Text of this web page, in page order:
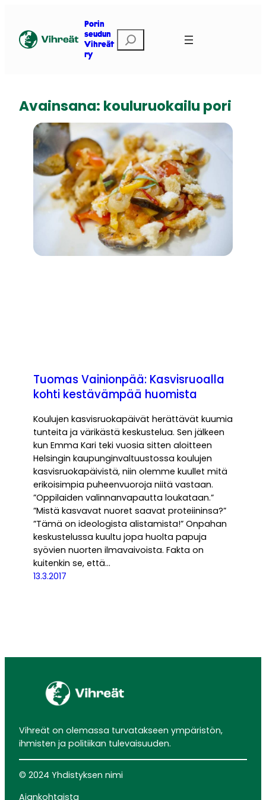
Porin
seudun
Vihreät
ry
t
Avainsana: kouluruokailu pori
Tuomas Vainionpää: Kasvisruoalla
kohti kestävämpää huomista
Koulujen kasvisruokapäivät herättävät kuumia
tunteita ja värikästä keskustelua. Sen jälkeen
kun Emma Kari teki vuosia sitten aloitteen
Helsingin kaupunginvaltuustossa koulujen
kasvisruokapäivistä, niin olemme kuullet mitä
erikoisimpia puheenvuoroja niitä vastaan.
”Oppilaiden valinnanvapautta loukataan.”
”Mistä kasvavat nuoret saavat proteiininsa?”
”Tämä on ideologista alistamista!” Onpahan
keskustelussa kuultu jopa huolta papuja
syövien nuorten ilmavaivoista. Fakta on
kuitenkin se, että…
13.3.2017
Vihreät on olemassa turvatakseen ympäristön,
ihmisten ja politiikan tulevaisuuden.
© 2024 Yhdistyksen nimi
Ajankohtaista